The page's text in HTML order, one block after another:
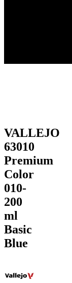
VALLEJO
63010
Premium
Color
010-
200
ml
Basic
Blue